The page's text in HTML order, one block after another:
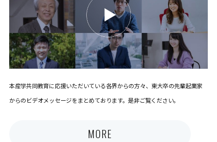
本産学共同教育に応援いただいている各界からの方々、東大卒の先輩起業家
からのビデオメッセージをまとめております。是非ご覧ください。
MORE